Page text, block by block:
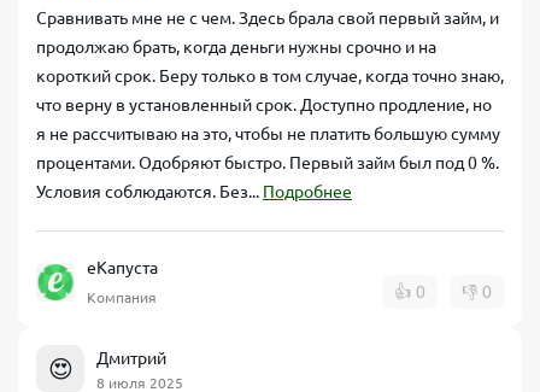
Сравнивать мне не с чем. Здесь брала свой первый займ, и
продолжаю брать, когда деньги нужны срочно и на
короткий срок. Беру только в том случае, когда точно знаю,
что верну в установленный срок. Доступно продление, но
я не рассчитываю на это, чтобы не платить большую сумму
процентами. Одобряют быстро. Первый займ был под 0 %.
Условия соблюдаются. Без... Подробнее
еКапуста
Компания 👍 0 👎 0
😍 Дмитрий
8 июля 2025